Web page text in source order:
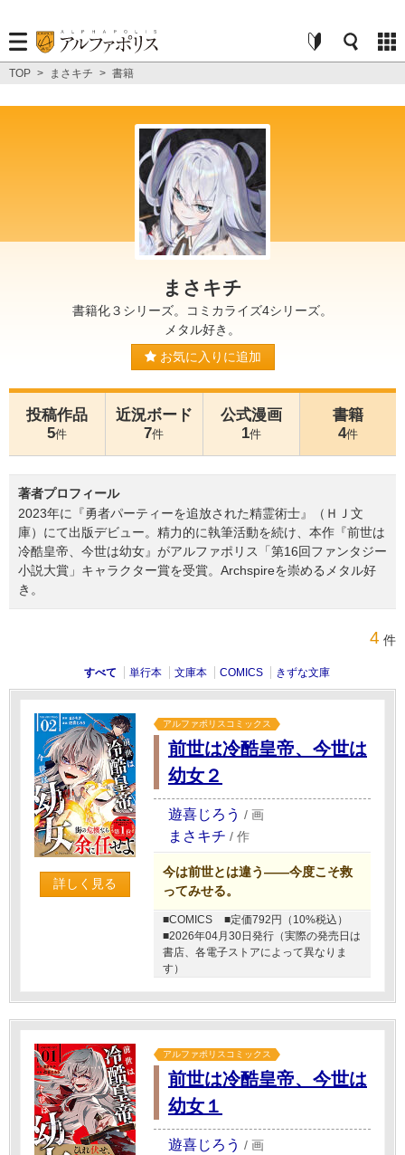
TOP > まさキチ > 書籍
まさキチ
書籍化３シリーズ。コミカライズ4シリーズ。
メタル好き。
お気に入りに追加
投稿作品
5件
近況ボード
7件
公式漫画
1件
書籍
4件
著者プロフィール
2023年に『勇者パーティーを追放された精霊術士』（ＨＪ文
庫）にて出版デビュー。精力的に執筆活動を続け、本作『前世は
冷酷皇帝、今世は幼女』がアルファポリス「第16回ファンタジー
小説大賞」キャラクター賞を受賞。Archspireを崇めるメタル好
き。
4 件
すべて 単行本 文庫本 COMICS きずな文庫
詳しく見る
アルファポリスコミックス
前世は冷酷皇帝、今世は
幼女２
遊喜じろう / 画
まさキチ / 作
今は前世とは違う――今度こそ救
ってみせる。
■COMICS
■定価792円（10%税込）
■2026年04月30日発行（実際の発売日は
書店、各電子ストアによって異なりま
す）
アルファポリスコミックス
前世は冷酷皇帝、今世は
幼女１
遊喜じろう / 画